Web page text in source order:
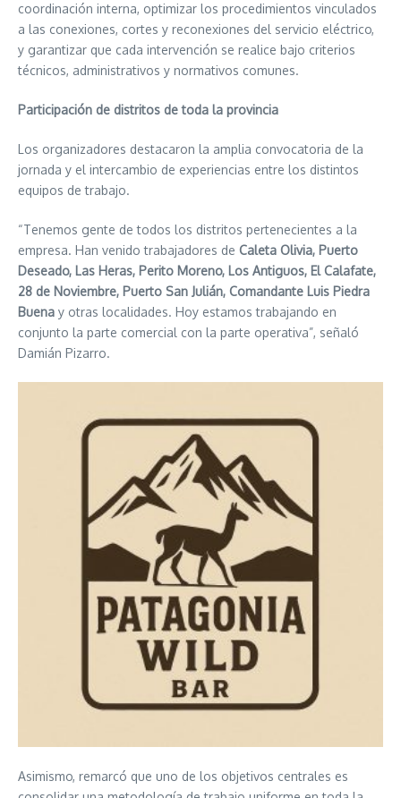
coordinación interna, optimizar los procedimientos vinculados
a las conexiones, cortes y reconexiones del servicio eléctrico,
y garantizar que cada intervención se realice bajo criterios
técnicos, administrativos y normativos comunes.
Participación de distritos de toda la provincia
Los organizadores destacaron la amplia convocatoria de la
jornada y el intercambio de experiencias entre los distintos
equipos de trabajo.
“Tenemos gente de todos los distritos pertenecientes a la
empresa. Han venido trabajadores de Caleta Olivia, Puerto
Deseado, Las Heras, Perito Moreno, Los Antiguos, El Calafate,
28 de Noviembre, Puerto San Julián, Comandante Luis Piedra
Buena y otras localidades. Hoy estamos trabajando en
conjunto la parte comercial con la parte operativa”, señaló
Damián Pizarro.
Asimismo, remarcó que uno de los objetivos centrales es